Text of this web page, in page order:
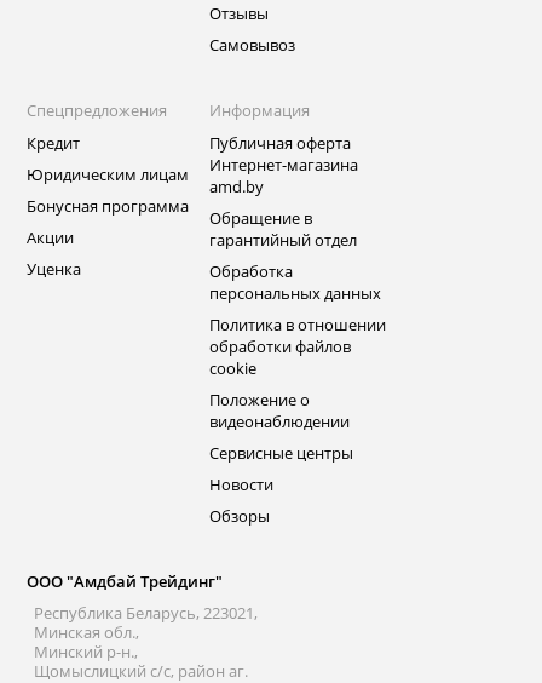
Отзывы
Самовывоз
Спецпредложения
Кредит
Юридическим лицам
Бонусная программа
Акции
Уценка
Информация
Публичная оферта
Интернет-магазина
amd.by
Обращение в
гарантийный отдел
Обработка
персональных данных
Политика в отношении
обработки файлов
cookie
Положение о
видеонаблюдении
Сервисные центры
Новости
Обзоры
ООО "Амдбай Трейдинг"
Республика Беларусь, 223021,
Минская обл.,
Минский р-н.,
Щомыслицкий с/с, район аг.